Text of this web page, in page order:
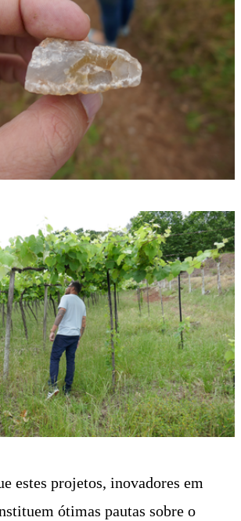
estes projetos, inovadores em
ótimas pautas sobre o